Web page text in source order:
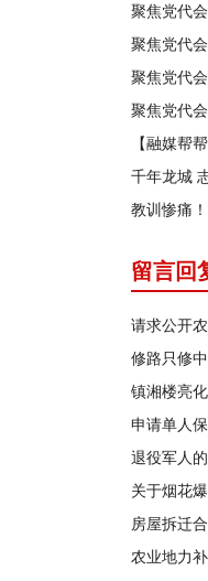
聚焦党代
聚焦党代
聚焦党代
聚焦党代
千年龙城
教训惨痛
留言回
请求公开
修路只修
镇湘楼亮
申请单人保
退役军人
关于烟花
房屋拆迁
农业地力